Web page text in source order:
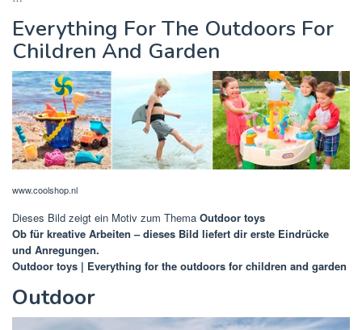
Everything For The Outdoors For
Children And Garden
www.coolshop.nl
Dieses Bild zeigt ein Motiv zum Thema Outdoor toys
Ob für kreative Arbeiten – dieses Bild liefert dir erste Eindrücke
und Anregungen.
Outdoor toys | Everything for the outdoors for children and garden
Outdoor